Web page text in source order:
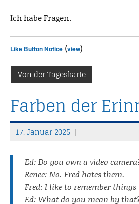
Ich habe Fragen.
Like Button Notice (view)
Von der Tageskarte
Farben der
17. Januar 2025
T
Ed: Do you own a video
Renee: No. Fred hates them.
Fred: I like to remember
Ed: What do you mean by